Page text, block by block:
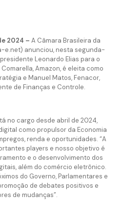
2024 – A Câmara Brasileira da
e.net) anunciou, nesta segunda-
Leonardo Elias para o
Amazon, é eleita como
e Manuel Matos, Fenacor,
de Finanças e Controle.
no cargo desde abril de 2024,
como propulsor da Economia
renda e oportunidades. “A
players e nosso objetivo é
e o desenvolvimento dos
além do comércio eletrônico.
do Governo, Parlamentares e
de debates positivos e
de mudanças”.